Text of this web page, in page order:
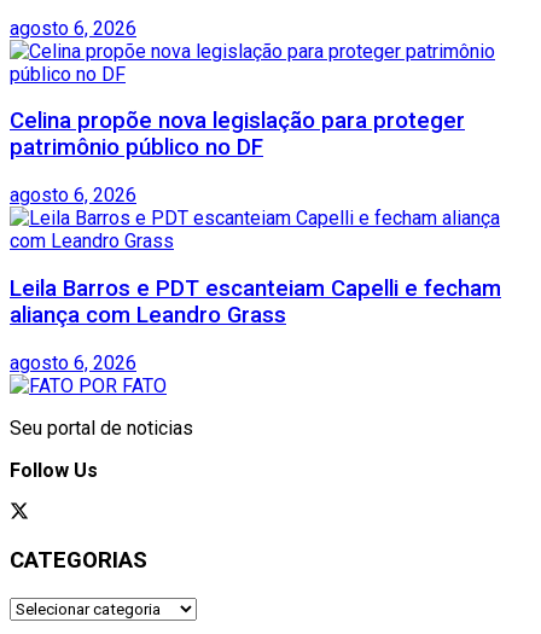
agosto 6, 2026
Celina propõe nova legislação para proteger
patrimônio público no DF
agosto 6, 2026
Leila Barros e PDT escanteiam Capelli e fecham
aliança com Leandro Grass
agosto 6, 2026
Seu portal de noticias
Follow Us
CATEGORIAS
CATEGORIAS